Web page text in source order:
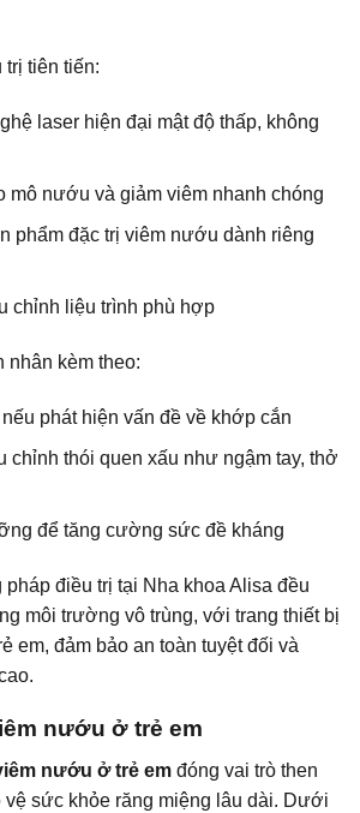
tiên tiến:
laser hiện đại mật độ thấp, không
mô nướu và giảm viêm nhanh chóng
phẩm đặc trị viêm nướu dành riêng
chỉnh liệu trình phù hợp
nhân kèm theo:
phát hiện vấn đề về khớp cắn
chỉnh thói quen xấu như ngậm tay, thở
để tăng cường sức đề kháng
điều trị tại Nha khoa Alisa đều
môi trường vô trùng, với trang thiết bị
em, đảm bảo an toàn tuyệt đối và
nướu ở trẻ em
nướu ở trẻ em đóng vai trò then
vệ sức khỏe răng miệng lâu dài. Dưới